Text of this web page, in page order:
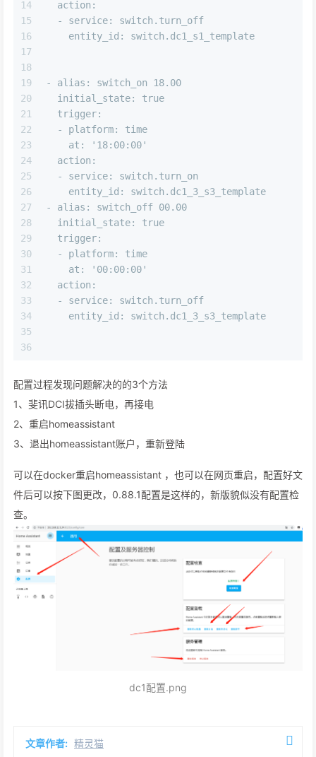
14
15
16
17
18
19
20
21
22
23
24
25
26
27
28
29
30
31
32
33
34
35
36
  action:
  - service: switch.turn_off
    entity_id: switch.dc1_s1_template
- alias: switch_on 18.00
  initial_state: true
  trigger:
  - platform: time
    at: '18:00:00'
  action:
  - service: switch.turn_on
    entity_id: switch.dc1_3_s3_template
- alias: switch_off 00.00
  initial_state: true
  trigger:
  - platform: time
    at: '00:00:00'
  action:
  - service: switch.turn_off
    entity_id: switch.dc1_3_s3_template
配置过程发现问题解决的的3个方法
1、斐讯DCI拔插头断电，再接电
2、重启homeassistant
3、退出homeassistant账户，重新登陆
可以在docker重启homeassistant ，也可以在网页重启，配置好文
件后可以按下图更改，0.88.1配置是这样的，新版貌似没有配置检
查。
dc1配置.png
文章作者: 精灵猫